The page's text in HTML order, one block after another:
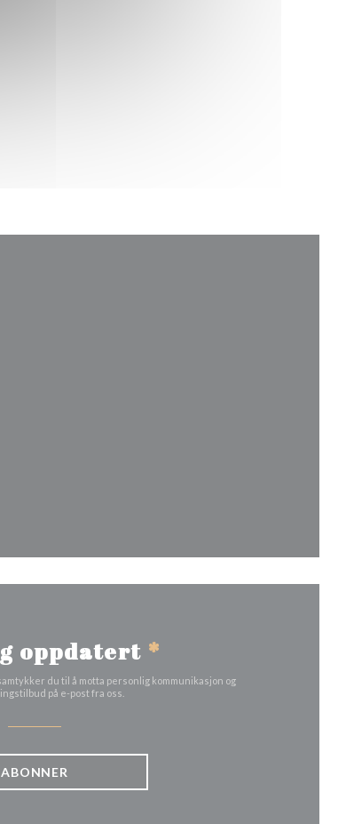
oppdatert *
du til å motta personlig kommunikasjon og
på e-post fra oss.
ABONNER